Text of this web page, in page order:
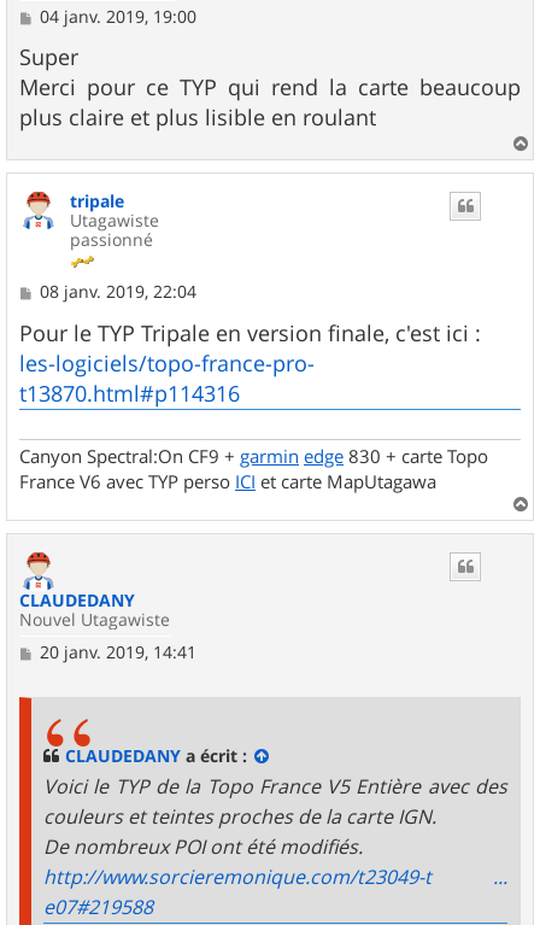
M
s
s
a
g
e
04 janv. 2019, 19:00
Super
Merci pour ce TYP qui rend la carte beaucoup
plus claire et plus lisible en roulant
a
tripale
Utagawiste
passionné
M
s
s
a
g
e
08 janv. 2019, 22:04
Pour le TYP Tripale en version finale, c'est ici :
les-logiciels/topo-france-pro-
t13870.html#p114316
Canyon Spectral:On CF9 + garmin edge 830 + carte Topo
France V6 avec TYP perso ICI et carte MapUtagawa
a
CLAUDEDANY
Nouvel Utagawiste
M
20 janv. 2019, 14:41
CLAUDEDANY a écrit :
Voici le TYP de la Topo France V5 Entière avec des
couleurs et teintes proches de la carte IGN.
De nombreux POI ont été modifiés.
http://www.sorcieremonique.com/t23049-t ...
e07#219588